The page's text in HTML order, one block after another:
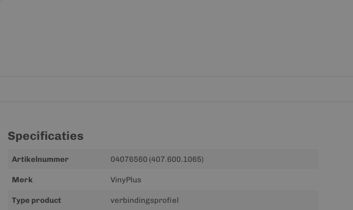
Specificaties
Meer
Artikelnummer 04076560 (407.600.1065)
Merk VinyPlus
Type product verbindingsprofiel